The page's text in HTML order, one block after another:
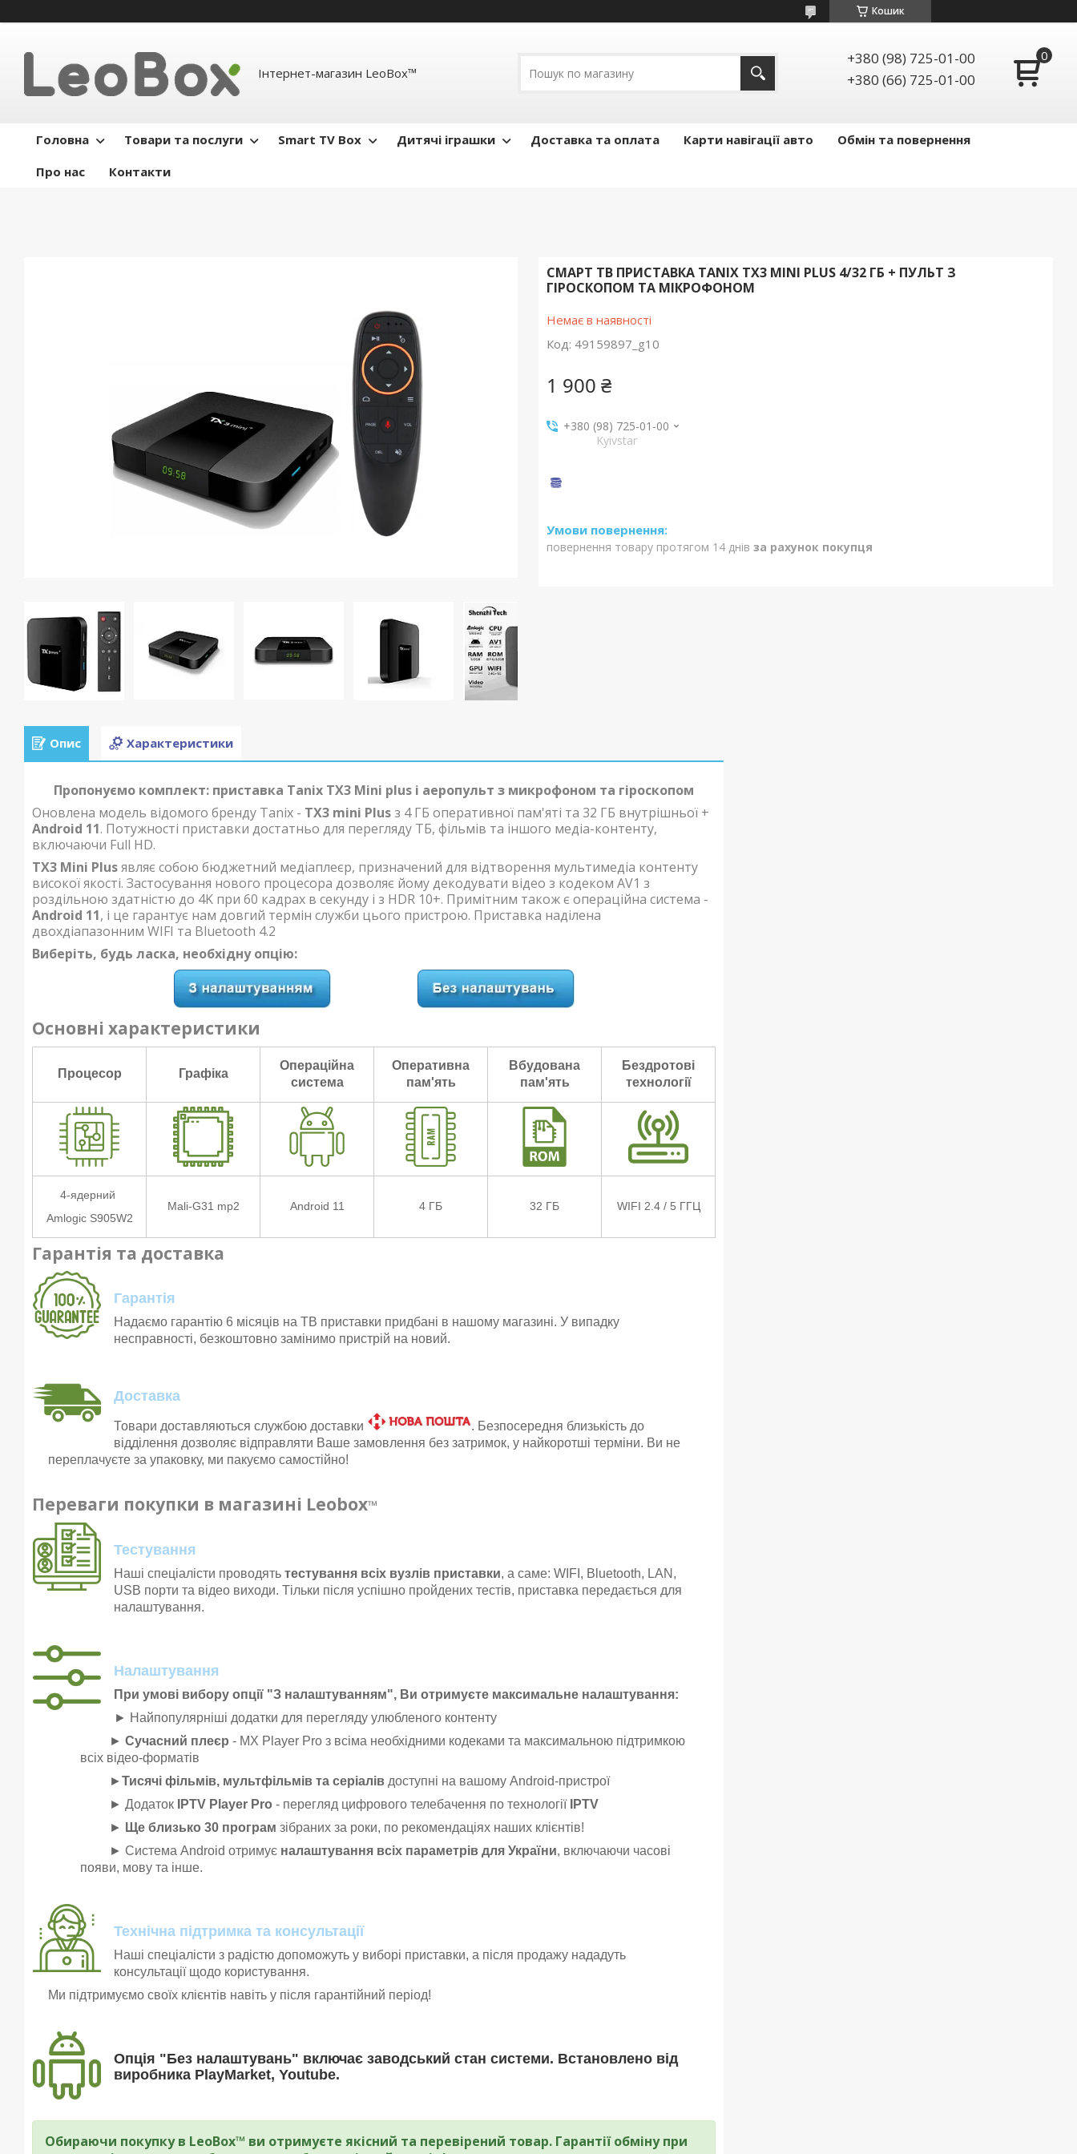
Кошик
Інтернет-магазин LeoBox™
+380 (98) 725-01-00
+380 (66) 725-01-00
Головна Товари та послуги Smart TV Box Дитячі іграшки Доставка та оплата Карти навігації авто
Обмін та повернення
Про нас
Контакти
СМАРТ ТВ ПРИСТАВКА TANIX TX3 MINI PLUS 4/32 ГБ + ПУЛЬТ З
ГІРОСКОПОМ ТА МІКРОФОНОМ
Немає в наявності
Код: 49159897_g10
1 900 ₴
+380 (98) 725-01-00
Kyivstar
повернення товару протягом 14 днів за рахунок покупця
Опис Характеристики
Пропонуємо комплект: приставка Tanix TX3 Mini plus і аеропульт з микрофоном та гіроскопом
Оновлена модель відомого бренду Tanix - TX3 mini Plus з 4 ГБ оперативної пам'яті та 32 ГБ внутрішньої +
Android 11. Потужності приставки достатньо для перегляду ТБ, фільмів та іншого медіа-контенту,
включаючи Full HD.
TX3 Mini Plusявляє собою бюджетний медіаплеєр, призначений для відтворення мультимедіа контенту
високої якості. Застосування нового процесора дозволяє йому декодувати відео з кодеком AV1 з
роздільною здатністю до 4K при 60 кадрах в секунду і з HDR 10+. Примітним також є операційна система -
Android 11, і це гарантує нам довгий термін служби цього пристрою. Приставка наділена
двохдіапазонним WIFI та Bluetooth 4.2
Виберіть, будь ласка, необхідну опцію:
Основні характеристики
Процесор Графіка
Операційна
система
Оперативна
пам'ять
Вбудована
пам'ять
Бездротові
технології
4-ядерний
Amlogic S905W2
Mali-G31 mp2 Android 11 4 ГБ 32 ГБ WIFI 2.4 / 5 ГГЦ
Гарантія та доставка
Гарантія
Надаємо гарантію 6 місяців на ТВ приставки придбані в нашому магазині. У випадку
несправності, безкоштовно замінимо пристрій на новий.
Доставка
Товари доставляються службою доставки
. Безпосередня близькість до
відділення дозволяє відправляти Ваше замовлення без затримок, у найкоротші терміни. Ви не
переплачуєте за упаковку, ми пакуємо самостійно!
Переваги покупки в магазині Leobox™
Тестування
Наші спеціалісти проводять тестування всіх вузлів приставки, а саме: WIFI, Bluetooth, LAN,
USB порти та відео виходи. Тільки після успішно пройдених тестів, приставка передається для
налаштування.
Налаштування
При умові вибору опції "З налаштуванням", Ви отримуєте максимальне налаштування:
► Найпопулярніші додатки для перегляду улюбленого контенту
► Сучасний плеєр - MX Player Pro з всіма необхідними кодеками та максимальною підтримкою
всіх відео-форматів
► Тисячі фільмів, мультфільмів та серіалів доступні на вашому Android-пристрої
► Додаток
IPTV Player Pro - перегляд цифрового телебачення по технології IPTV
►
Ще близько 30 програм зібраних за роки, по рекомендаціях наших клієнтів!
► Система Android отримує налаштування всіх параметрів для України, включаючи часові
появи, мову та інше.
Технічна підтримка та консультації
Наші спеціалісти з радістю допоможуть у виборі приставки, а після продажу нададуть
консультації щодо користування.
Ми підтримуємо своїх клієнтів навіть у після гарантійний період!
Опція "Без налаштувань" включає заводський стан системи. Встановлено від
виробника PlayMarket, Youtube.
Обираючи покупку в LeoBox™ ви отримуєте якісний та перевірений товар. Гарантії обміну при